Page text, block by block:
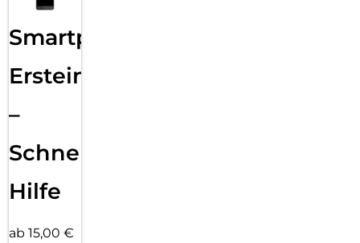
Smartphone
Ersteinrichtung
–
Schnelle
Hilfe
ab 15,00 €